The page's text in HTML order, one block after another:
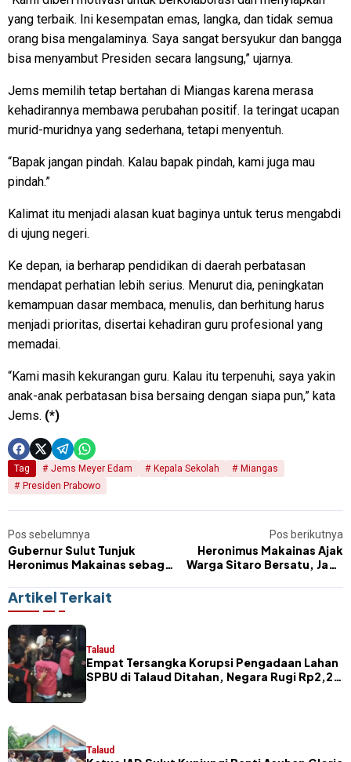
yang terbaik. Ini kesempatan emas, langka, dan tidak semua
orang bisa mengalaminya. Saya sangat bersyukur dan bangga
bisa menyambut Presiden secara langsung,” ujarnya.
Jems memilih tetap bertahan di Miangas karena merasa
kehadirannya membawa perubahan positif. Ia teringat ucapan
murid-muridnya yang sederhana, tetapi menyentuh.
“Bapak jangan pindah. Kalau bapak pindah, kami juga mau
pindah.”
Kalimat itu menjadi alasan kuat baginya untuk terus mengabdi
di ujung negeri.
Ke depan, ia berharap pendidikan di daerah perbatasan
mendapat perhatian lebih serius. Menurut dia, peningkatan
kemampuan dasar membaca, menulis, dan berhitung harus
menjadi prioritas, disertai kehadiran guru profesional yang
memadai.
“Kami masih kekurangan guru. Kalau itu terpenuhi, saya yakin
anak-anak perbatasan bisa bersaing dengan siapa pun,” kata
Jems. (*)
Tag Jems Meyer Edam Kepala Sekolah
Miangas
Presiden Prabowo
Pos sebelumnya
Gubernur Sulut Tunjuk
Heronimus Makainas sebagai
Pos berikutnya
Heronimus Makainas Ajak
Warga Sitaro Bersatu, Jaga
Kondusivitas Daerah
Artikel Terkait
Talaud
Empat Tersangka Korupsi Pengadaan Lahan
SPBU di Talaud Ditahan, Negara Rugi Rp2,2
Talaud